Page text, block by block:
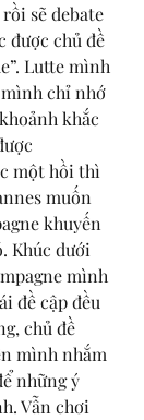
sẽ debate
được chủ đề
Lutte mình
chỉ nhớ
khắc
một hồi thì
muốn
khuyến
Khúc dưới
mình
đề cập đều
chủ đề
mình nhắm
những ý
Vẫn chơi